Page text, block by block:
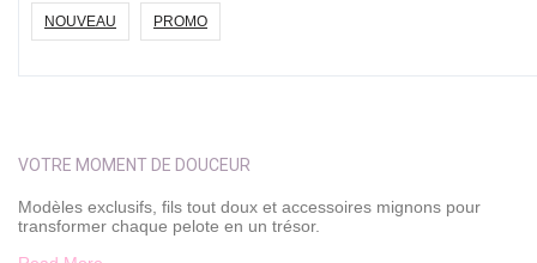
NOUVEAU PROMO
VOTRE MOMENT DE DOUCEUR
Modèles exclusifs, fils tout doux et accessoires mignons pour
transformer chaque pelote en un trésor.